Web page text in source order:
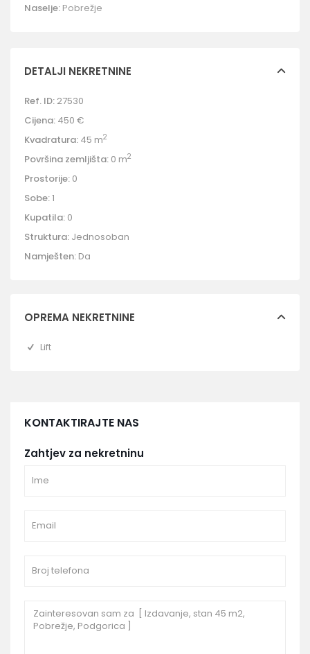
Naselje: Pobrežje
DETALJI NEKRETNINE
Ref. ID: 27530
Cijena: 450 €
Kvadratura: 45 m2
Površina zemljišta: 0 m2
Prostorije: 0
Sobe:1
Kupatila: 0
Struktura: Jednosoban
Namješten: Da
OPREMA NEKRETNINE
Lift
KONTAKTIRAJTE NAS
Zahtjev za nekretninu